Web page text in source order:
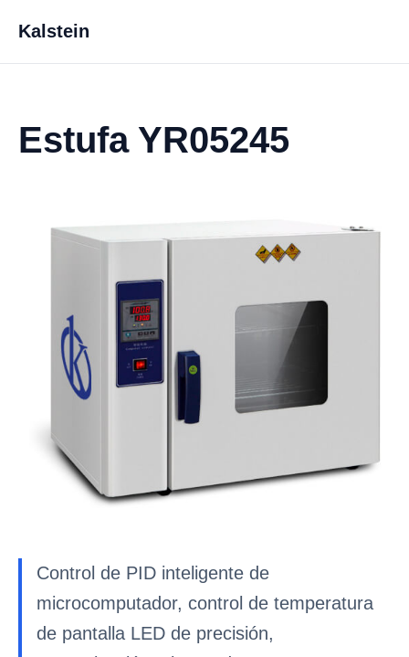
Kalstein
Estufa YR05245
Control de PID inteligente de
microcomputador, control de temperatura
de pantalla LED de precisión,